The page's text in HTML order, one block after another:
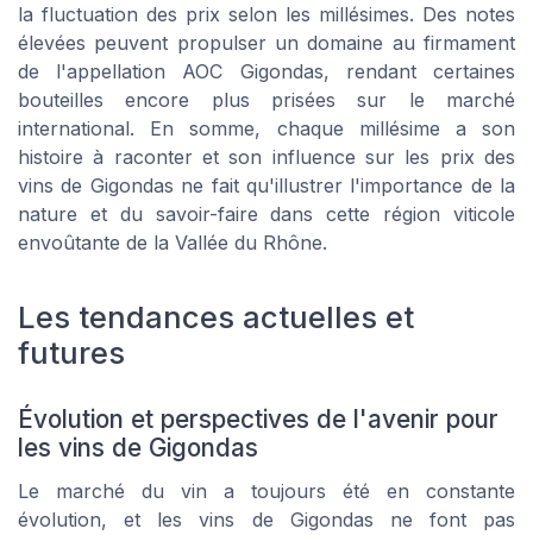
la fluctuation des prix selon les millésimes. Des notes
élevées peuvent propulser un domaine au firmament
de l'appellation AOC Gigondas, rendant certaines
bouteilles encore plus prisées sur le marché
international. En somme, chaque millésime a son
histoire à raconter et son influence sur les prix des
vins de Gigondas ne fait qu'illustrer l'importance de la
nature et du savoir-faire dans cette région viticole
envoûtante de la Vallée du Rhône.
Les tendances actuelles et
futures
Évolution et perspectives de l'avenir pour
les vins de Gigondas
Le marché du vin a toujours été en constante
évolution, et les vins de Gigondas ne font pas